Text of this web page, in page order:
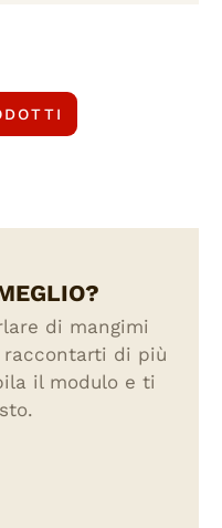
di mangimi
di più
il modulo e ti